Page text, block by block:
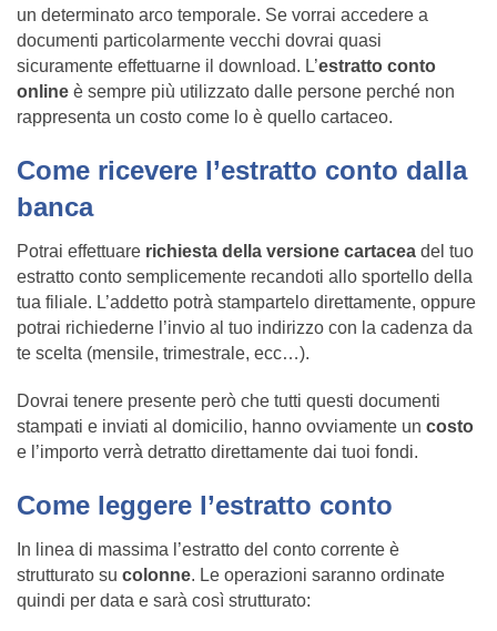
un determinato arco temporale. Se vorrai accedere a
documenti particolarmente vecchi dovrai quasi
sicuramente effettuarne il download. L’estratto conto
online è sempre più utilizzato dalle persone perché non
rappresenta un costo come lo è quello cartaceo.
Come ricevere l’estratto conto dalla
banca
Potrai effettuare richiesta della versione cartacea del tuo
estratto conto semplicemente recandoti allo sportello della
tua filiale. L’addetto potrà stampartelo direttamente, oppure
potrai richiederne l’invio al tuo indirizzo con la cadenza da
te scelta (mensile, trimestrale, ecc…).
Dovrai tenere presente però che tutti questi documenti
stampati e inviati al domicilio, hanno ovviamente un costo
e l’importo verrà detratto direttamente dai tuoi fondi.
Come leggere l’estratto conto
In linea di massima l’estratto del conto corrente è
strutturato su colonne. Le operazioni saranno ordinate
quindi per data e sarà così strutturato: